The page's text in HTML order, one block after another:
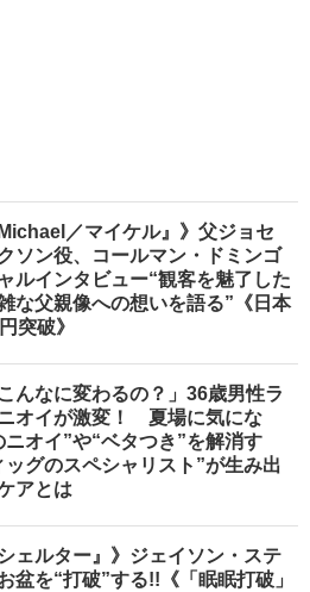
Michael／マイケル』》父ジョセ
ソン役、コールマン・ドミンゴ
ルインタビュー“観客を魅了した
な父親像への想いを語る”《日本
突破》
んなに変わるの？」36歳男性ラ
オイが激変！ 夏場に気にな
ニオイ”や“ベタつき”を解消す
ッグのスペシャリスト”が生み出
アとは
ェルター』》ジェイソン・ステ
盆を“打破”する!!《「眠眠打破」